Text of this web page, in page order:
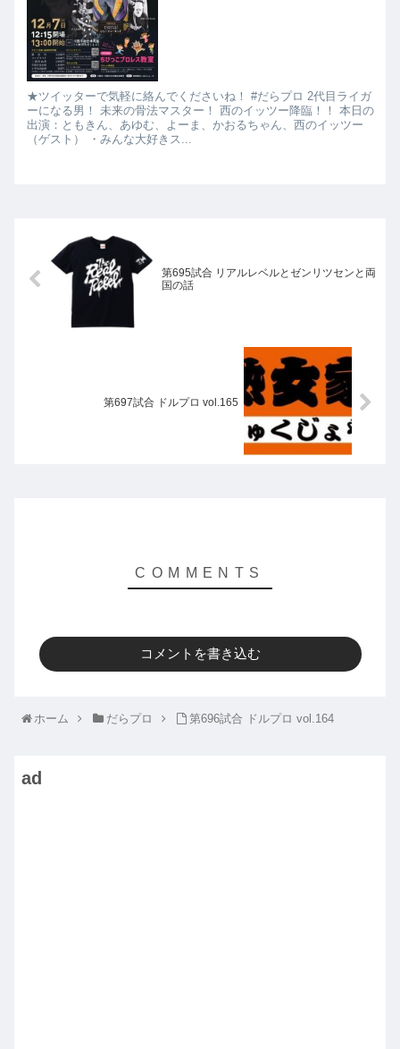
★ツイッターで気軽に絡んでくださいね！ #だらプロ 2代目ライガ
ーになる男！ 未来の骨法マスター！ 西のイッツー降臨！！ 本日の
出演：ともきん、あゆむ、よーま、かおるちゃん、西のイッツー
（ゲスト） ・みんな大好きス...
第695試合 リアルレベルとゼンリツセンと両
国の話
第697試合 ドルプロ vol.165
コメントを書き込む
ホーム だらプロ 第696試合 ドルプロ vol.164
ad